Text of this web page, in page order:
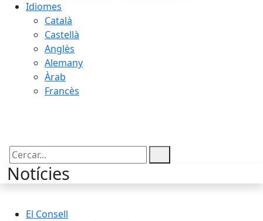
Idiomes
Català
Castellà
Anglès
Alemany
Àrab
Francès
Cercar:
Notícies
El Consell